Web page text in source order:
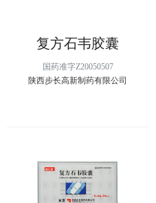
复方石韦胶囊
国药准字Z20050507
陕西步长高新制药有限公司